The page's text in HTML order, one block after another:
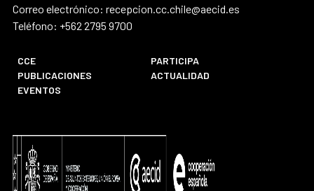
Correo electrónico: recepcion.cc.chile@aecid.es
Teléfono: +562 2795 9700
CCE
PARTICIPA
PUBLICACIONES
ACTUALIDAD
EVENTOS